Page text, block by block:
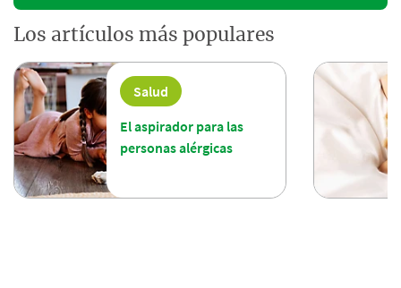
Los artículos más populares
Salud
El aspirador para las
personas alérgicas